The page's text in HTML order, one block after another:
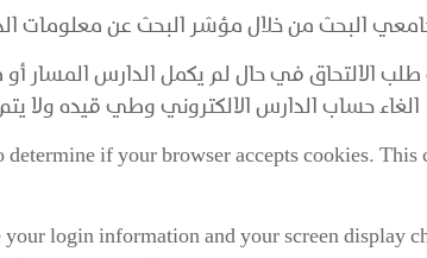
البحث من خلال مؤشر البحث عن معلومات
طلب الالتحاق في حال لم يكمل الدارس المسار
الغاء حساب الدارس الالكتروني وطي قيده ولا
if your browser accepts cookies. This
login information and your screen display